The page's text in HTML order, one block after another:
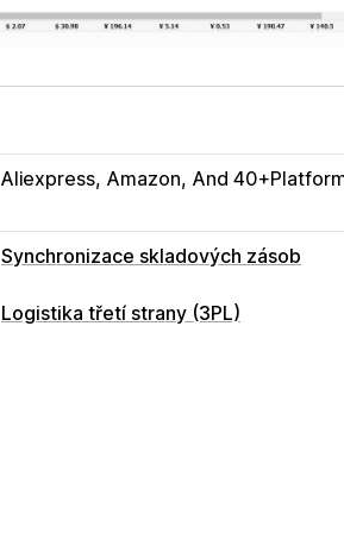
Aliexpress Amazon And
Synchronizace skladových zásob
Logistika třetí strany (3PL)